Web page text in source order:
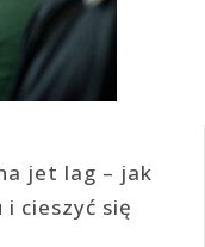
jet lag – jak
cieszyć się